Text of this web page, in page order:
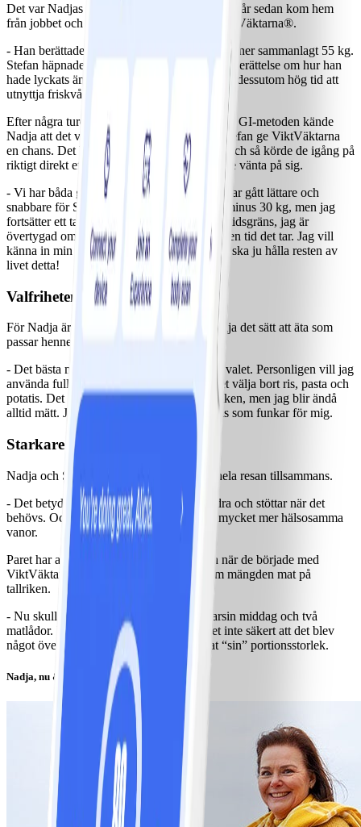
Det var Nadjas man Stefan som en dag för ett år sedan kom hem
från jobbet och tyckte de skulle gå med i ViktVäktarna®.
- Han berättade om sin kollega som hade gått ner sammanlagt 55 kg.
Stefan häpnade av kollegans förändring och berättelse om hur han
hade lyckats ändra sin livsstil. Och så var det dessutom hög tid att
utnyttja friskvårdsbidraget innan årsskiftet.
Efter några turer med bland annat LCHF och GI-metoden kände
Nadja att det var läge att tillsammans med Stefan ge ViktVäktarna
en chans. Det blev en mjukstart i december och så körde de igång på
riktigt direkt efter nyår. Och resultaten lät inte vänta på sig.
- Vi har båda gått ner mycket, även om det har gått lättare och
snabbare för Stefan. Han är i mål med sina minus 30 kg, men jag
fortsätter ett tag till. Jag vill inte sätta någon tidsgräns, jag är
övertygad om att kommer i mål. Det får ta den tid det tar. Jag vill
känna in min kropp och när jag är nöjd. Det ska ju hålla resten av
livet detta!
Valfriheten är fantastisk
För Nadja är det en stor fördel att kunna välja det sätt att äta som
passar henne bäst.
- Det bästa med ViktVäktarna är ju det fria valet. Personligen vill jag
använda fullfeta mejeriprodukter och istället välja bort ris, pasta och
potatis. Det blir mindre mängd mat på tallriken, men jag blir ändå
alltid mätt. Jag har verkligen hittat en balans som funkar för mig.
Starkare tillsammans
Nadja och Stefan planerar och genomför hela resan tillsammans.
- Det betyder så mycket. Vi peppar varandra och stöttar när det
behövs. Och vi har tillsammans utvecklat mycket mer hälsosamma
vanor.
Paret har alltid planerat sina måltider, men när de började med
ViktVäktarna så fick de en viktig insikt om mängden mat på
tallriken.
- Nu skulle det ju räcka till 4 portioner, varsin middag och två
matlådor. Men innan ViktVäktarna var det inte säkert att det blev
något över till matlådor. Nu har man hittat “sin” portionsstorlek.
Nadja, nu & då